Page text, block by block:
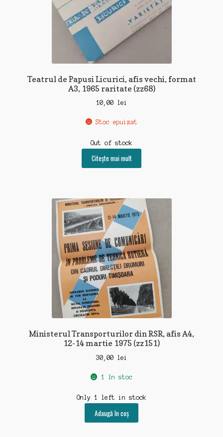
Teatrul de Papusi Licurici, afis vechi, format
A3, 1965 raritate (zz68)
10,00 lei
Stoc epuizat
Out of stock
Citește mai mult
Ministerul Transporturilor din RSR, afis A4,
12-14 martie 1975 (zz151)
30,00 lei
1 în stoc
Only 1 left in stock
Adaugă în coș